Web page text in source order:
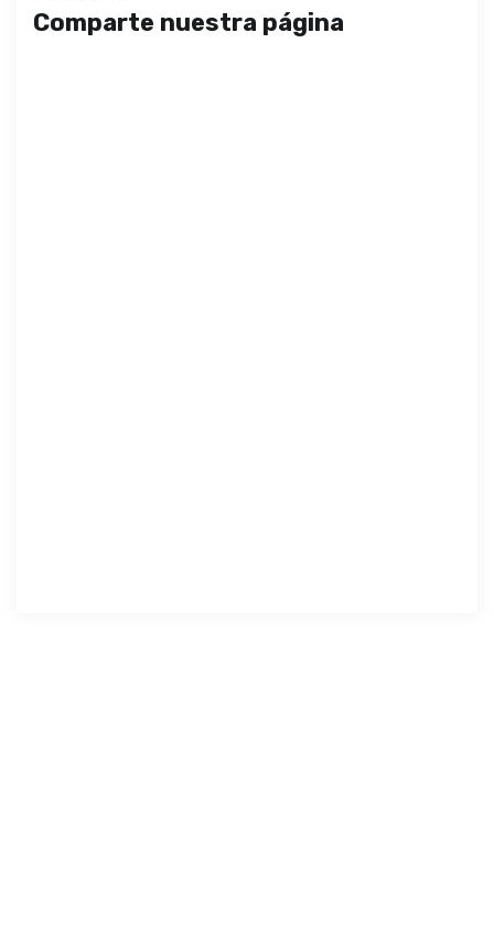
Comparte nuestra página